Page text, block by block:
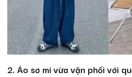
2. Áo sơ mi vừa vặn phối với